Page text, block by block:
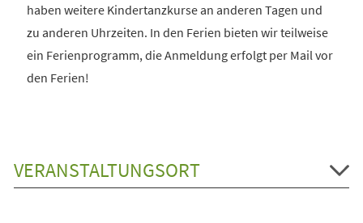
haben weitere Kindertanzkurse an anderen Tagen und
zu anderen Uhrzeiten. In den Ferien bieten wir teilweise
ein Ferienprogramm, die Anmeldung erfolgt per Mail vor
den Ferien!
VERANSTALTUNGSORT